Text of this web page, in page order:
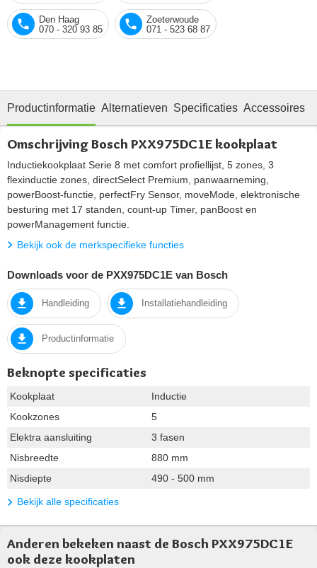
Den Haag
070 - 320 93 85
Zoeterwoude
071 - 523 68 87
Productinformatie Alternatieven Specificaties Accessoires
Omschrijving Bosch PXX975DC1E kookplaat
Inductiekookplaat Serie 8 met comfort profiellijst, 5 zones, 3
flexinductie zones, directSelect Premium, panwaarneming,
powerBoost-functie, perfectFry Sensor, moveMode, elektronische
besturing met 17 standen, count-up Timer, panBoost en
powerManagement functie.
Bekijk ook de merkspecifieke functies
Downloads voor de PXX975DC1E van Bosch
Handleiding Installatiehandleiding
Productinformatie
Beknopte specificaties
Kookplaat
Inductie
Kookzones
5
Elektra aansluiting
3 fasen
Nisbreedte
880 mm
Nisdiepte
490 - 500 mm
Bekijk alle specificaties
Anderen bekeken naast de Bosch PXX975DC1E
ook deze kookplaten